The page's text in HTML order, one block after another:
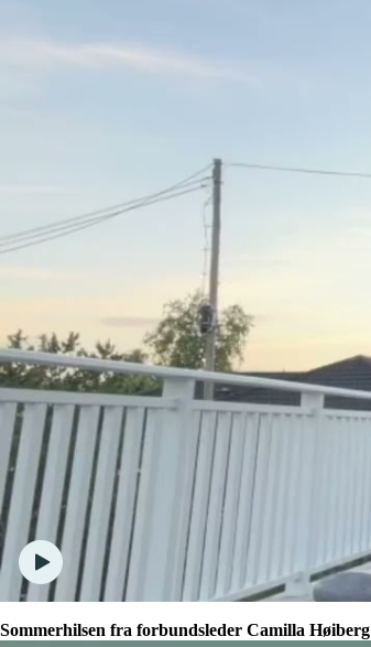
Sommerhilsen fra forbundsleder Camilla Høiberg